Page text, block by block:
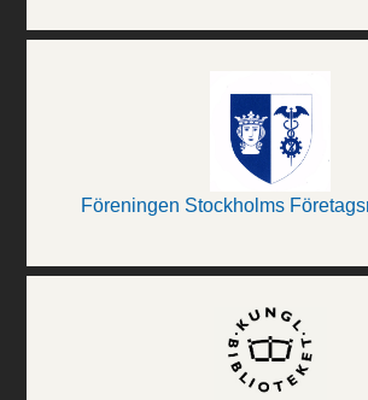
Föreningen Stockholms